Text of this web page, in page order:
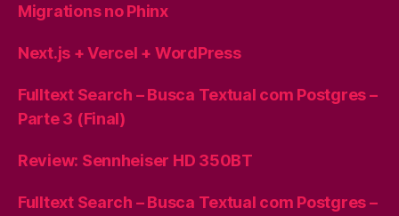
Migrations no Phinx
Next.js + Vercel + WordPress
Fulltext Search – Busca Textual com Postgres –
Parte 3 (Final)
Review: Sennheiser HD 350BT
Fulltext Search – Busca Textual com Postgres –